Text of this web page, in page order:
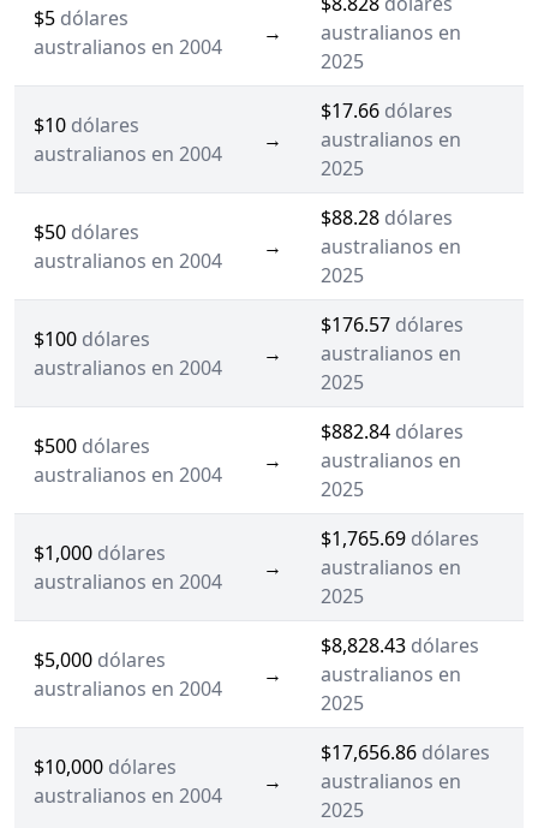
$5 dólares
australianos en 2004
→
australianos en
2025
$10 dólares
australianos en 2004
→
$17.66 dólares
australianos en
2025
$50 dólares
australianos en 2004
→
$88.28 dólares
australianos en
2025
$100 dólares
australianos en 2004
→
$176.57 dólares
australianos en
2025
$500 dólares
australianos en 2004
→
$882.84 dólares
australianos en
2025
$1,000 dólares
australianos en 2004
→
$1,765.69 dólares
australianos en
2025
$5,000 dólares
australianos en 2004
→
$8,828.43 dólares
australianos en
2025
$10,000 dólares
australianos en 2004
→
$17,656.86 dólares
australianos en
2025